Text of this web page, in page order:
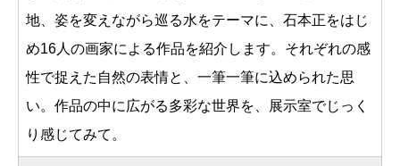
地、姿を変えながら巡る水をテーマに、石本正をはじ
め16人の画家による作品を紹介します。それぞれの感
性で捉えた自然の表情と、一筆一筆に込められた思
い。作品の中に広がる多彩な世界を、展示室でじっく
り感じてみて。